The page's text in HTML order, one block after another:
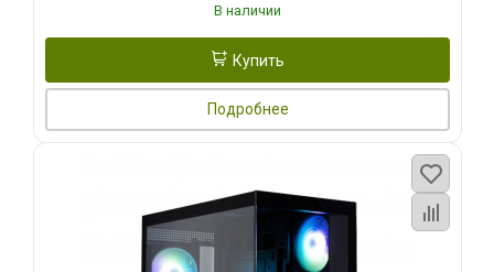
В наличии
Купить
Подробнее